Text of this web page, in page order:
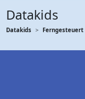
Datakids
Datakids Ferngesteuert